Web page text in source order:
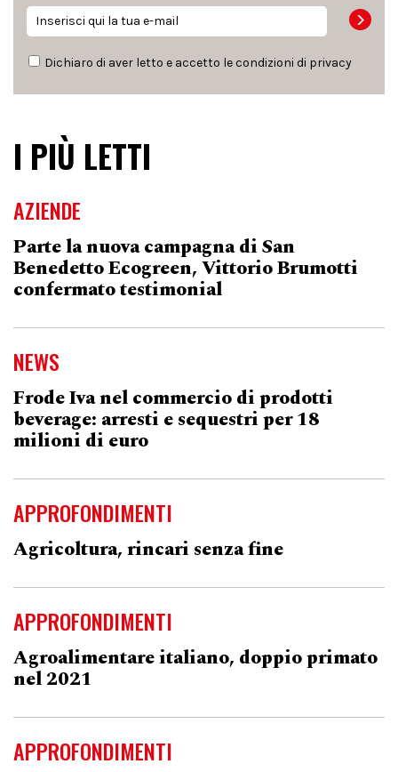
Dichiaro di aver letto e accetto le condizioni di privacy
I PIÙ LETTI
AZIENDE
Parte la nuova campagna di San
Benedetto Ecogreen, Vittorio Brumotti
confermato testimonial
NEWS
Frode Iva nel commercio di prodotti
beverage: arresti e sequestri per 18
milioni di euro
APPROFONDIMENTI
Agricoltura, rincari senza fine
APPROFONDIMENTI
Agroalimentare italiano, doppio primato
nel 2021
APPROFONDIMENTI